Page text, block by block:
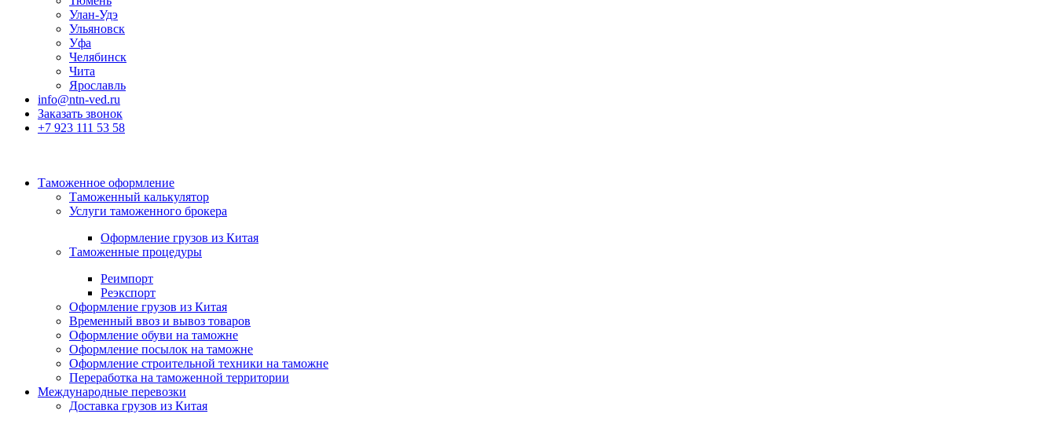
Улан-Удэ
Ульяновск
Уфа
Челябинск
Чита
Ярославль
info@ntn-ved.ru
Заказать звонок
+7 923 111 53 58
Таможенное оформление
Таможенный калькулятор
Услуги таможенного брокера
Оформление грузов из Китая
Таможенные процедуры
Реимпорт
Реэкспорт
Оформление грузов из Китая
Временный ввоз и вывоз товаров
Оформление обуви на таможне
Оформление посылок на таможне
Оформление строительной техники на таможне
Переработка на таможенной территории
Международные перевозки
Доставка грузов из Китая